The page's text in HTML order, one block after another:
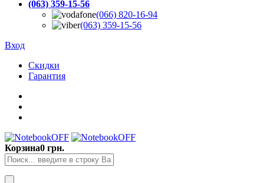
(063) 359-15-56
(066) 820-16-94
(063) 359-15-56
Вход
Скидки
Гарантия
Корзина0 грн.